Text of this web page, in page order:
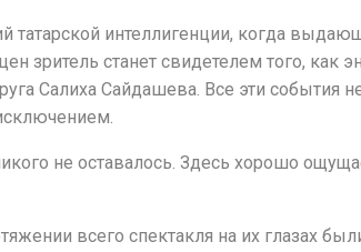
интеллигенции, когда
зритель станет свидетелем того, как
Салиха Сайдашева. Все эти события
не оставалось. Здесь хорошо
всего спектакля на их глазах